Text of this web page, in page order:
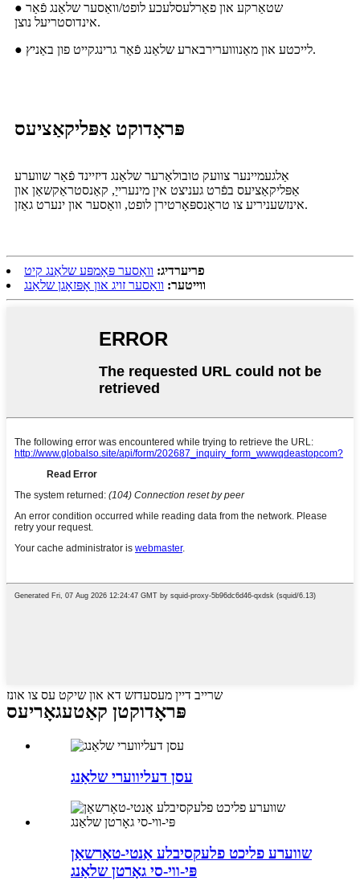
● שטאַרקע און פאַרלעסלעכע לופט/וואַסער שלאַנג פֿאַר
אינדוסטריעל נוצן.
● לייכטע און מאַנוווערירבארע שלאַנג פֿאַר גרינגקייט פון באַניץ.
פּראָדוקט אַפּליקאַציעס
אַלגעמיינער צוועק טובולאַרער שלאַנג דיזיינד פֿאַר שווערע
אַפּליקאַציעס בפֿרט געניצט אין מינערייַ, קאַנסטראַקשאַן און
אינזשעניריע צו טראַנספּאָרטירן לופט, וואַסער און ינערט גאַזן.
פריערדיג: וואַסער פּאָמפּע שלאַנג קיט
ווייטער: וואַסער זויג און אָפּזאָגן שלאַנג
שרייב דיין מעסעדזש דא און שיקט עס צו אונז
פּראָדוקטן קאַטעגאָריעס
עסן דעליווערי שלאַנג
שווערע פליכט פלעקסיבלע אַנטי-טאָרשאַן
פּי-ווי-סי גאָרטן שלאַנג